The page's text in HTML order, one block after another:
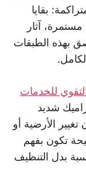
بقايا
آثار
بهذه الطبقات
للخدمات
شديد
الأرضية أو
تكون بفهم
بدل التنظيف